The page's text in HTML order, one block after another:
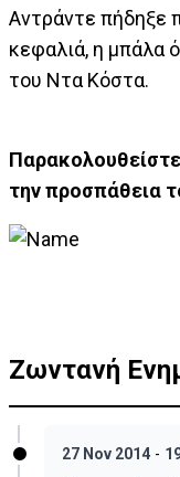
Αντράντε πήδηξε
κεφαλιά, η μπάλα
του Ντα Κόστα.
την προσπάθεια
Ζωντανή
27 Nov 2014 -